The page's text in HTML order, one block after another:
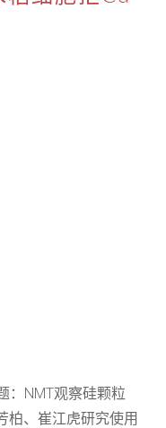
：NMT观察硅颗粒
柏、崔江虎研究使用